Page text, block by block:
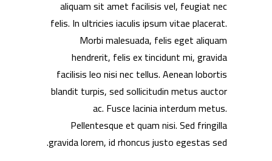
aliquam sit amet facilisis vel, feugiat nec
felis. In ultricies iaculis ipsum vitae placerat.
Morbi malesuada, felis eget aliquam
hendrerit, felis ex tincidunt mi, gravida
facilisis leo nisi nec tellus. Aenean lobortis
blandit turpis, sed sollicitudin metus auctor
ac. Fusce lacinia interdum metus.
Pellentesque et quam nisi. Sed fringilla
gravida lorem, id rhoncus justo egestas sed.